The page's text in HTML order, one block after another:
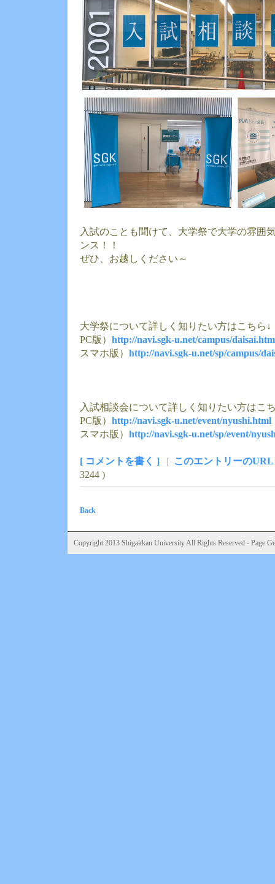
入試のことも聞けて、大学祭で大学の雰囲
ンス！！
ぜひ、お越しください～
大学祭について詳しく知りたい方はこちら↓
PC版） http://navi.sgk-u.net/campus/
スマホ版） http://navi.sgk-u.net/sp/campus/
入試相談会について詳しく知りたい方はこ
PC版） http://navi.sgk-u.net/event/nyushi.html
スマホ版） http://navi.sgk-u.net/sp/event/
[ コメントを書く ] | このエントリーのURL
3244 )
Back
Copyright 2013 Shigakkan University All Rights Reserved - Page